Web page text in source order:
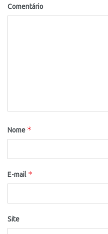
Comentário
Nome *
E-mail *
Site